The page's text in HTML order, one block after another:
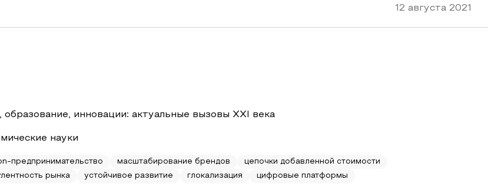
12 августа 2021
образование, инновации: актуальные вызовы XXI века
науки
предпринимательство масштабирование брендов
цепочки добавленной стоимости
рынка
устойчивое развитие глокализация цифровые платформы